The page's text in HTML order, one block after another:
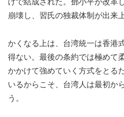
けで結成された。鄧小平が改革
崩壊し、習氏の独裁体制が出来
かくなる上は、台湾統一は香港
得ない。最後の条約では極めて
かかけて強めていく方式をとる
いるからこそ、台湾人は最初か
う。